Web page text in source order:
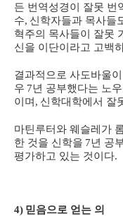
든 번역성경이 잘못 번
수, 신학자들과 목사들
혁주의 목사들이 잘못
신을 이단이라고 고백
결과적으로 사도바울
우 7년 공부했다는 노
이며 , 신학대학에서 잘
마틴루터와 웨슬레가
한 것을 신학을 7년 공
평가하고 있는 것이다.
4) 믿음으로 얻는 의